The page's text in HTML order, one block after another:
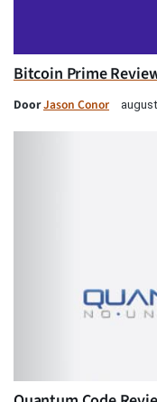
Bitcoin Prime
DoorJason Conor